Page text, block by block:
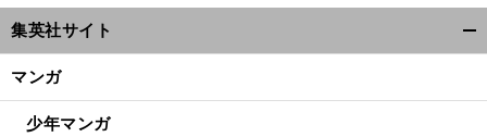
ウ
ィ
ン
ウ
集英社サイト
マンガ
少年マンガ